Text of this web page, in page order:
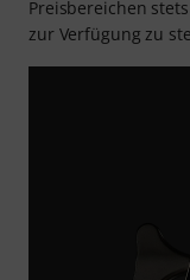
Preisbereichen
zur Verfügung zu